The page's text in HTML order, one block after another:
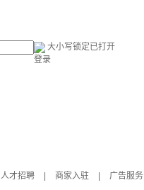
大小写锁定已打开
登录
人才招聘 商家入驻 广告服务